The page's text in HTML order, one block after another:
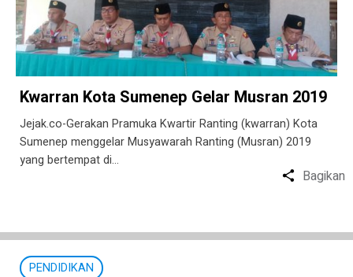
Kwarran Kota Sumenep Gelar Musran 2019
Jejak.co-Gerakan Pramuka Kwartir Ranting (kwarran) Kota
Sumenep menggelar Musyawarah Ranting (Musran) 2019
yang bertempat di…
Bagikan
PENDIDIKAN